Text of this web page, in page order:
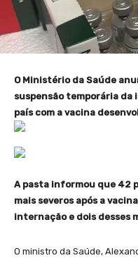
O Ministério da Saúde
suspensão temporária
país com a vacina
A pasta informou que 42
mais severos após a
internação e dois desses
O ministro da Saúde,